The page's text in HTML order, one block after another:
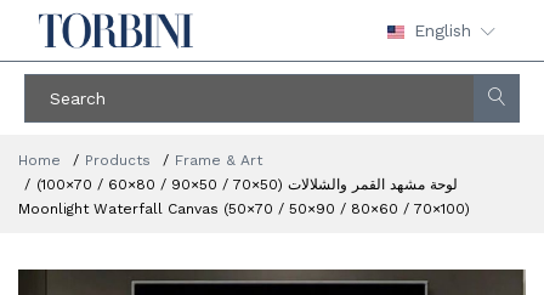
English
Home Products
Frame & Art
لوحة مشهد القمر والشلالات (50×70 / 50×90 / 80×60 / 70×100) ​
Moonlight Waterfall Canvas (50×70 / 50×90 / 80×60 / 70×100)